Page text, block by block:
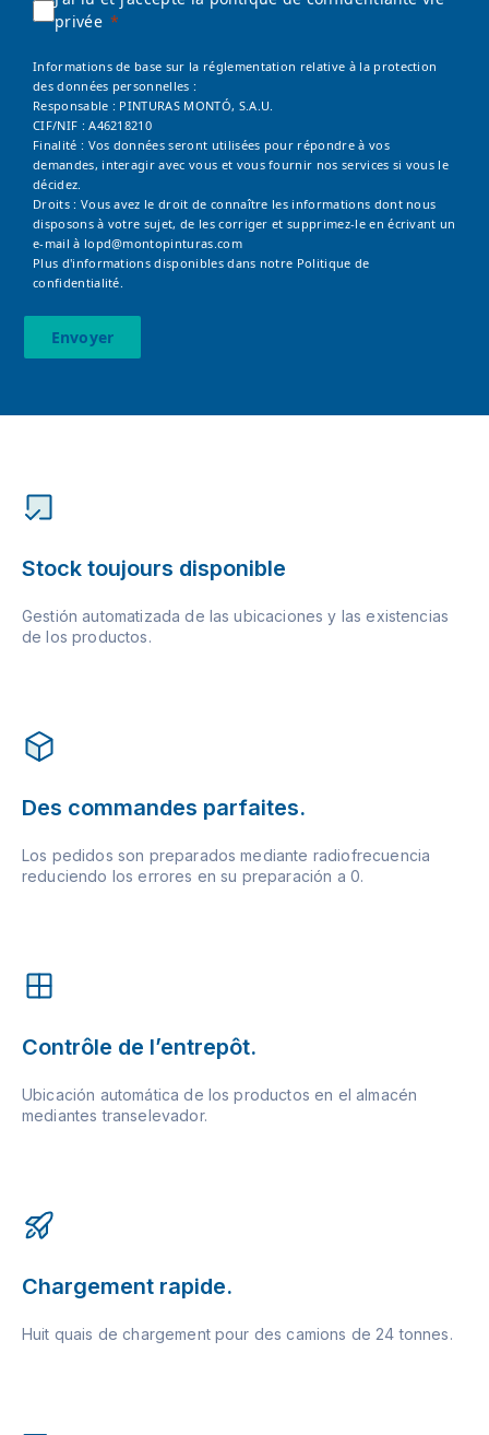
privée
Informations de base sur la réglementation relative à la protection
des données personnelles :
Responsable : PINTURAS MONTÓ, S.A.U.
CIF/NIF : A46218210
Finalité : Vos données seront utilisées pour répondre à vos
demandes, interagir avec vous et vous fournir nos services si vous le
décidez.
Droits : Vous avez le droit de connaître les informations dont nous
disposons à votre sujet, de les corriger et supprimez-le en écrivant un
e-mail à lopd@montopinturas.com
Plus d'informations disponibles dans notre Politique de
confidentialité.
Envoyer
Stock toujours disponible
Gestión automatizada de las ubicaciones y las existencias
de los productos.
Des commandes parfaites.
Los pedidos son preparados mediante radiofrecuencia
reduciendo los errores en su preparación a 0.
Contrôle de l’entrepôt.
Ubicación automática de los productos en el almacén
mediantes transelevador.
Chargement rapide.
Huit quais de chargement pour des camions de 24 tonnes.